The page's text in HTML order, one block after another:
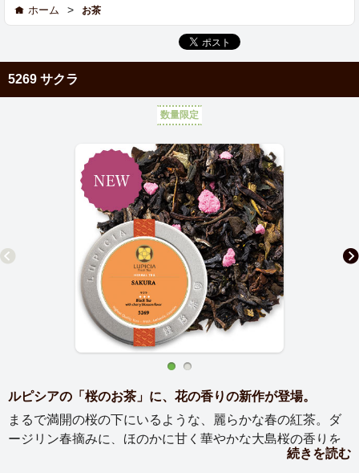
ホーム > お茶
5269 サクラ
数量限定
ルピシアの「桜のお茶」に、花の香りの新作が登場。
まるで満開の桜の下にいるような、麗らかな春の紅茶。ダ
ージリン春摘みに、ほのかに甘く華やかな大島桜の香りを
ふわりと重ね、春のひとときを優雅に彩ります。続きを読む